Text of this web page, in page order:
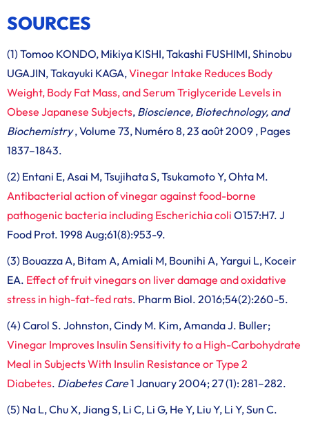
SOURCES
(1) Tomoo KONDO, Mikiya KISHI, Takashi FUSHIMI, Shinobu
UGAJIN, Takayuki KAGA,Vinegar Intake Reduces Body
Weight, Body Fat Mass, and Serum Triglyceride Levels in
Obese Japanese Subjects, Bioscience, Biotechnology, and
Biochemistry, Volume 73, Numéro 8, 23 août 2009 , Pages
1837–1843.
(2) Entani E, Asai M, Tsujihata S, Tsukamoto Y, Ohta M.
Antibacterial action of vinegar against food-borne
pathogenic bacteria including Escherichia coli O157:H7. J
Food Prot. 1998 Aug;61(8):953-9.
(3) Bouazza A, Bitam A, Amiali M, Bounihi A, Yargui L, Koceir
EA. Effect of fruit vinegars on liver damage and oxidative
stress in high-fat-fed rats. Pharm Biol. 2016;54(2):260-5.
(4) Carol S. Johnston, Cindy M. Kim, Amanda J. Buller;
Vinegar Improves Insulin Sensitivity to a High-Carbohydrate
Meal in Subjects With Insulin Resistance or Type 2
Diabetes. Diabetes Care1 January 2004; 27 (1): 281–282.
(5) Na L, Chu X, Jiang S, Li C, Li G, He Y, Liu Y, Li Y, Sun C.